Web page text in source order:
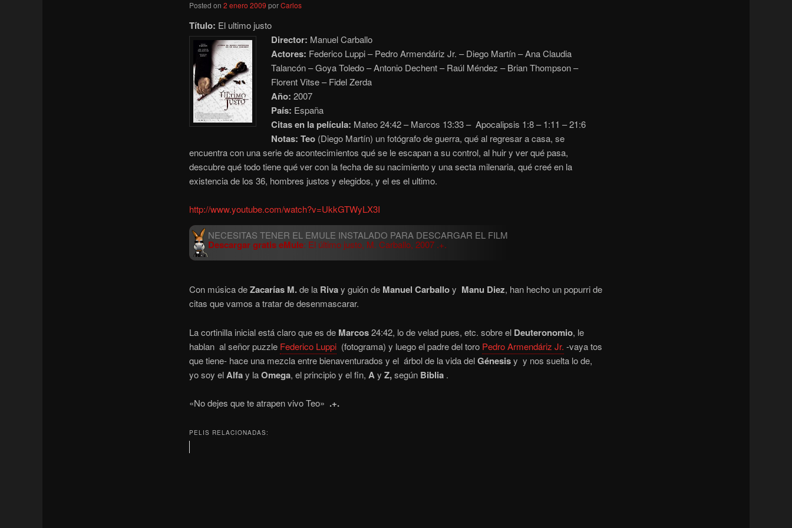
Posted on2 enero 2009 porCarlos
Título: El ultimo justo
Director: Manuel Carballo
Actores: Federico Luppi – Pedro Armendáriz Jr. – Diego Martín – Ana Claudia
Talancón – Goya Toledo – Antonio Dechent – Raúl Méndez – Brian Thompson –
Florent Vitse – Fidel Zerda
Año: 2007
País: España
Citas en la película: Mateo 24:42 – Marcos 13:33 – Apocalipsis 1:8 – 1:11 – 21:6
Notas: Teo(Diego Martín) un fotógrafo de guerra, qué al regresar a casa, se
encuentra con una serie de acontecimientos qué se le escapan a su control, al huir y ver qué pasa,
descubre qué todo tiene qué ver con la fecha de su nacimiento y una secta milenaria, qué creé en la
existencia de los 36, hombres justos y elegidos, y el es el ultimo.
http://www.youtube.com/watch?v=UkkGTWyLX3I
Descargar gratis eMule: El último justo, M. Carballo, 2007 .+.
Con música deZacarías M.de la Rivay guión de Manuel Carballoy Manu Diez, han hecho un popurri de
citas que vamos a tratar de desenmascarar.
La cortinilla inicial está claro que es de Marcos24:42, lo de velad pues, etc. sobre el Deuteronomio, le
hablan al señor puzzle Federico Luppi (fotograma) y luego el padre del toro Pedro Armendáriz Jr. -vaya tos
que tiene- hace una mezcla entre bienaventurados y el árbol de la vida delGénesisy y nos suelta lo de,
yo soy el Alfay laOmega, el principio y el fin, AyZ,según Biblia .
«No dejes que te atrapen vivo Teo» .+.
PELIS RELACIONADAS: